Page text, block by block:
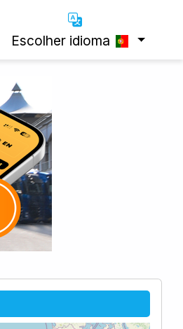
Escolher idioma